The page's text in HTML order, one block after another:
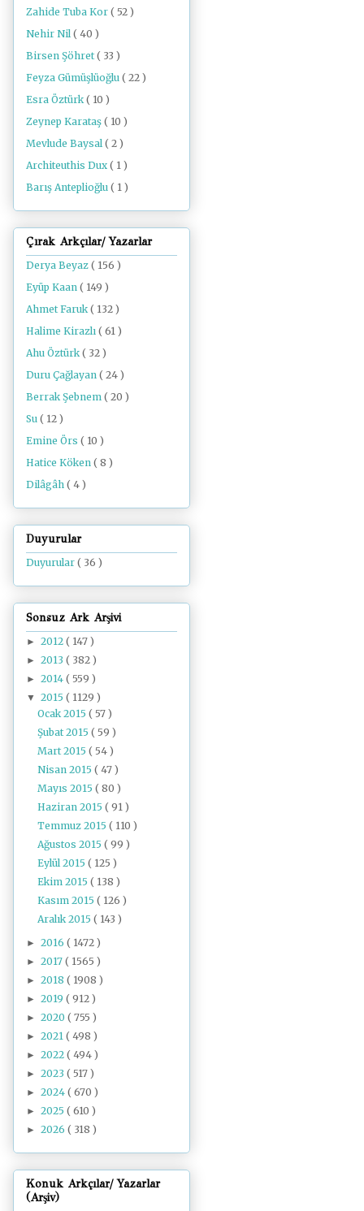
Zahide Tuba Kor ( 52 )
Nehir Nil ( 40 )
Birsen Şöhret ( 33 )
Feyza Gümüşlüoğlu ( 22 )
Esra Öztürk ( 10 )
Zeynep Karataş ( 10 )
Mevlude Baysal ( 2 )
Architeuthis Dux ( 1 )
Barış Anteplioğlu ( 1 )
Çırak Arkçılar/ Yazarlar
Derya Beyaz ( 156 )
Eyüp Kaan ( 149 )
Ahmet Faruk ( 132 )
Halime Kirazlı ( 61 )
Ahu Öztürk ( 32 )
Duru Çağlayan ( 24 )
Berrak Şebnem ( 20 )
Su ( 12 )
Emine Örs ( 10 )
Hatice Köken ( 8 )
Dilâgâh ( 4 )
Duyurular
Duyurular ( 36 )
Sonsuz Ark Arşivi
► 2012 ( 147 )
► 2013 ( 382 )
► 2014 ( 559 )
▼ 2015 ( 1129 )
Ocak 2015( 57 )
Şubat 2015( 59 )
Mart 2015( 54 )
Nisan 2015( 47 )
Mayıs 2015( 80 )
Haziran 2015( 91 )
Temmuz 2015( 110 )
Ağustos 2015( 99 )
Eylül 2015( 125 )
Ekim 2015( 138 )
Kasım 2015( 126 )
Aralık 2015( 143 )
► 2016 ( 1472 )
► 2017 ( 1565 )
► 2018 ( 1908 )
► 2019 ( 912 )
► 2020 ( 755 )
► 2021 ( 498 )
► 2022 ( 494 )
► 2023 ( 517 )
► 2024 ( 670 )
► 2025 ( 610 )
► 2026 ( 318 )
Konuk Arkçılar/ Yazarlar
(Arşiv)